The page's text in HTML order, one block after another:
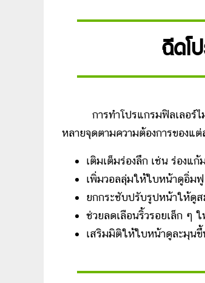
ฉีดโ
การทำโปรแกรมฟิลเลอร์ไม่ไ
หลายจุดตามความต้องการของแ
เติมเต็มร่องลึก เช่น ร่องแ
เพิ่มวอลลุ่มให้ใบหน้าดูอิ่ม
ยกกระชับปรับรูปหน้าให้ดู
ช่วยลดเลือนริ้วรอยเล็ก ๆ
เสริมมิติให้ใบหน้าดูละมุน